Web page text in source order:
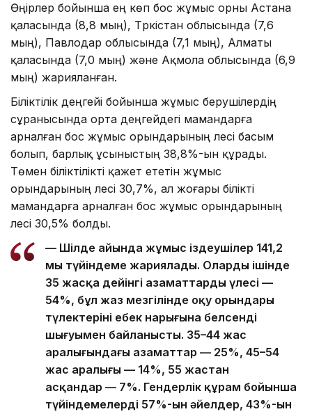
Өңірлер бойынша ең көп бос жұмыс орны Астана
қаласында (8,8 мың), Түркістан облысында (7,6
мың), Павлодар облысында (7,1 мың), Алматы
қаласында (7,0 мың) және Ақмола облысында (6,9
мың) жарияланған.
Біліктілік деңгейі бойынша жұмыс берушілердің
сұранысында орта деңгейдегі мамандарға
арналған бос жұмыс орындарының үлесі басым
болып, барлық ұсыныстың 38,8%-ын құрады.
Төмен біліктілікті қажет ететін жұмыс
орындарының үлесі 30,7%, ал жоғары білікті
мамандарға арналған бос жұмыс орындарының
үлесі 30,5% болды.
— Шілде айында жұмыс іздеушілер 141,2
мың түйіндеме жариялады. Олардың ішінде
35 жасқа дейінгі азаматтардың үлесі —
54%, бұл жаз мезгілінде оқу орындары
түлектерінің еңбек нарығына белсенді
шығуымен байланысты. 35–44 жас
аралығындағы азаматтар — 25%, 45–54
жас аралығы — 14%, 55 жастан
асқандар — 7%. Гендерлік құрам бойынша
түйіндемелердің 57%-ын әйелдер, 43%-ын